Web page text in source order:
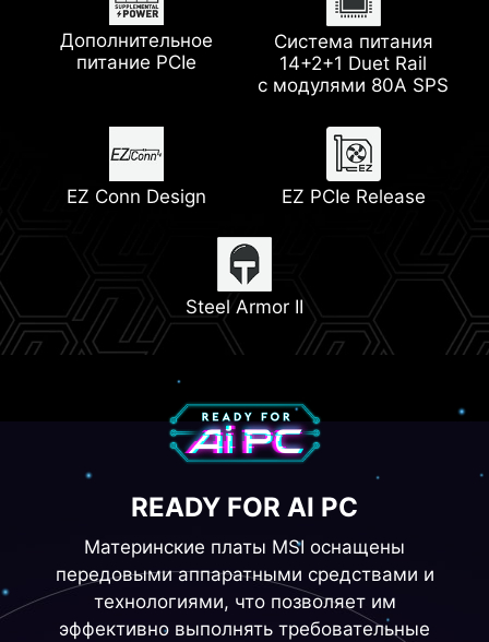
Дополнительное
питание PCIe
Система питания
14+2+1 Duet Rail
с модулями 80A SPS
EZ Conn Design EZ PCIe Release
Steel Armor II
Радиатор с
Вт/(м·K)
Wi-Fi 7 2x PCIe 5.0 M.2 слота
Технология Memory
Boost
Lightning Gen 5
2x PCIe 4.0 M.2 слота
READY FOR AI PC
Материнские платы MSI оснащены
передовыми аппаратными средствами и
технологиями, что позволяет им
эффективно выполнять требовательные